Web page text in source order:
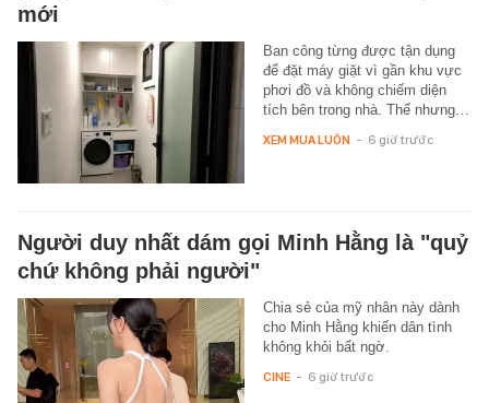
mới
Ban công từng được tận dụng
để đặt máy giặt vì gần khu vực
phơi đồ và không chiếm diện
tích bên trong nhà. Thế nhưng…
XEM MUA LUÔN - 6 giờ trước
Người duy nhất dám gọi Minh Hằng là "quỷ
chứ không phải người"
Chia sẻ của mỹ nhân này dành
cho Minh Hằng khiến dân tình
không khỏi bất ngờ.
CINE - 6 giờ trước